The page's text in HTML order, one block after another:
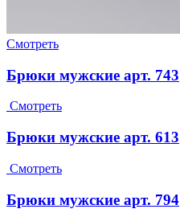
Смотреть
Брюки мужские арт. 743
Смотреть
Брюки мужские арт. 613
Смотреть
Брюки мужские арт. 794